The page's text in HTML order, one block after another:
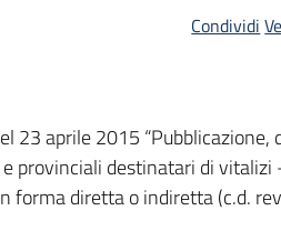
Condividi
aprile 2015
provinciali destinatari di
forma diretta o indiretta (c.d.